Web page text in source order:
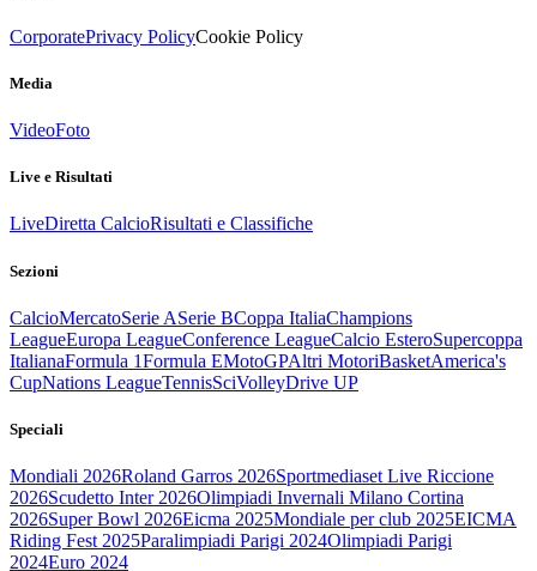
CorporatePrivacy PolicyCookie Policy
Media
VideoFoto
Live e Risultati
LiveDiretta CalcioRisultati e Classifiche
Sezioni
CalcioMercatoSerie ASerie BCoppa ItaliaChampions
LeagueEuropa LeagueConference LeagueCalcio EsteroSupercoppa
ItalianaFormula 1Formula EMotoGPAltri MotoriBasketAmerica's
CupNations LeagueTennisSciVolleyDrive UP
Speciali
Mondiali 2026Roland Garros 2026Sportmediaset Live Riccione
2026Scudetto Inter 2026Olimpiadi Invernali Milano Cortina
2026Super Bowl 2026Eicma 2025Mondiale per club 2025EICMA
Riding Fest 2025Paralimpiadi Parigi 2024Olimpiadi Parigi
2024Euro 2024